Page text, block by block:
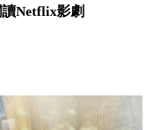
Netflix影劇